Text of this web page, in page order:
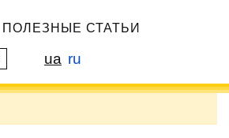
ПОЛЕЗНЫЕ СТАТЬИ
ua ru